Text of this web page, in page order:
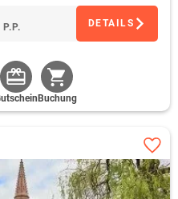
P.P. DETAILS
Buchung